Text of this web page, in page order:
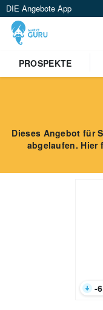
DIE Angebote App
PROSPEKTE
Dieses Angebot für
abgelaufen. Hier
-